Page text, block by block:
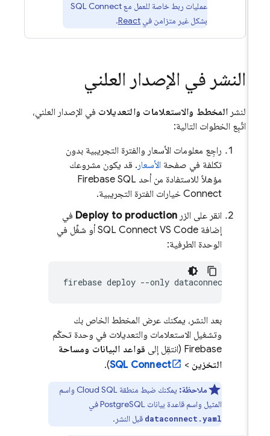
عمليات ربط خاصة للعمل معSQL Connect
بشكل غير متزامن فيReact
.
النشر في الإصدار العلني
لنشرالمخطط والاستعلامات والتعديلاتفي الإصدار العلني،
اتّبِع الخطوات التالية:
راجِع معلومات الأسعار والفترة التجريبية بدون
تكلفة في صفحةالأسعار. قد يكون مشروعك
مؤهلاً للاستفادة من أحد Firebase SQL
Connectخيارات الفترة التجريبية.
انقر على الزر Deploy to productionفي
إضافة SQL Connect VS Code أو شغِّل في
الوحدة الطرفية:
firebase deploy --only
بعد النشر، يمكنك عرض المخطط الخاص بك
وتشغيل الاستعلامات والتعديلات في وحدة تحكّم
Firebase(انتقِل إلى قواعد البيانات ومساحة
التخزين>
SQL Connect
).
ملاحظة:يمكنك ضبط منطقةCloud SQLواسم
المثيل واسم قاعدة بيانات PostgreSQL في
dataconnect.yamlقبل النشر.